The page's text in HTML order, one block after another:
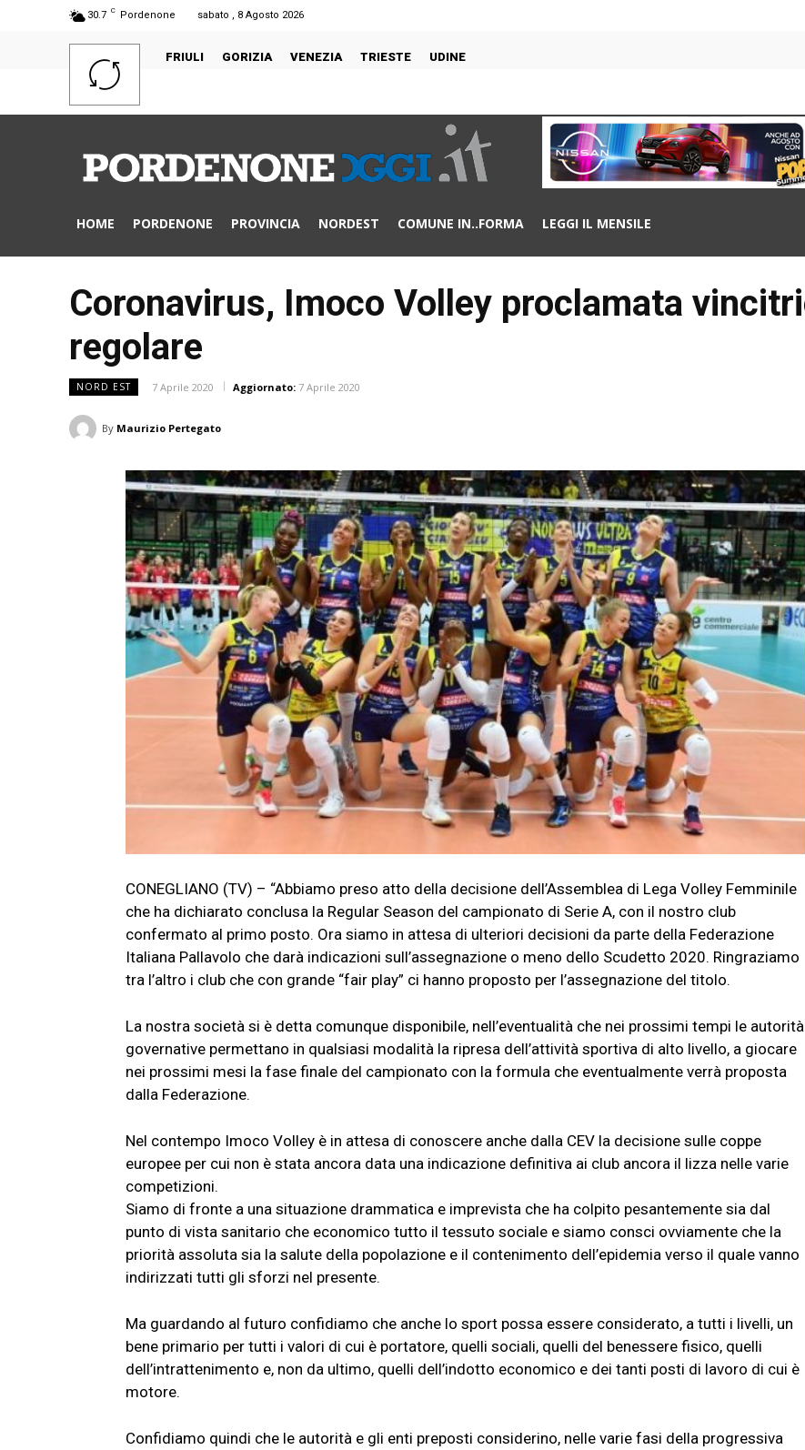
30.7 C Pordenone sabato , 8 Agosto 2026
FRIULI GORIZIA VENEZIA TRIESTE UDINE
HOME PORDENONE PROVINCIA NORDEST COMUNE IN..FORMA LEGGI IL MENSILE
Coronavirus, Imoco Volley proclamata
regolare
NORD EST 7 Aprile 2020 Aggiornato: 7 Aprile 2020
By Maurizio Pertegato
CONEGLIANO (TV) – “Abbiamo preso atto della decisione dell’Assemblea di Lega Volley Femminile
che ha dichiarato conclusa la Regular Season del campionato di Serie A, con il nostro club
confermato al primo posto. Ora siamo in attesa di ulteriori decisioni da parte della Federazione
Italiana Pallavolo che darà indicazioni sull’assegnazione o meno dello Scudetto 2020. Ringraziamo
tra l’altro i club che con grande “fair play” ci hanno proposto per l’assegnazione del titolo.
La nostra società si è detta comunque disponibile, nell’eventualità che nei prossimi tempi le autorità
governative permettano in qualsiasi modalità la ripresa dell’attività sportiva di alto livello, a giocare
nei prossimi mesi la fase finale del campionato con la formula che eventualmente verrà proposta
dalla Federazione.
Nel contempo Imoco Volley è in attesa di conoscere anche dalla CEV la decisione sulle coppe
europee per cui non è stata ancora data una indicazione definitiva ai club ancora il lizza nelle varie
competizioni.
Siamo di fronte a una situazione drammatica e imprevista che ha colpito pesantemente sia dal
punto di vista sanitario che economico tutto il tessuto sociale e siamo consci ovviamente che la
priorità assoluta sia la salute della popolazione e il contenimento dell’epidemia verso il quale vanno
indirizzati tutti gli sforzi nel presente.
Ma guardando al futuro confidiamo che anche lo sport possa essere considerato, a tutti i livelli, un
bene primario per tutti i valori di cui è portatore, quelli sociali, quelli del benessere fisico, quelli
dell’intrattenimento e, non da ultimo, quelli dell’indotto economico e dei tanti posti di lavoro di cui è
motore.
Confidiamo quindi che le autorità e gli enti preposti considerino, nelle varie fasi della progressiva